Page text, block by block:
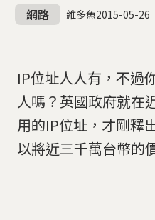
網路 維多魚2015-05-26
IP位址人人有，不過
人嗎？英國政府就在
用的IP位址，才剛釋
以將近三千萬台幣的